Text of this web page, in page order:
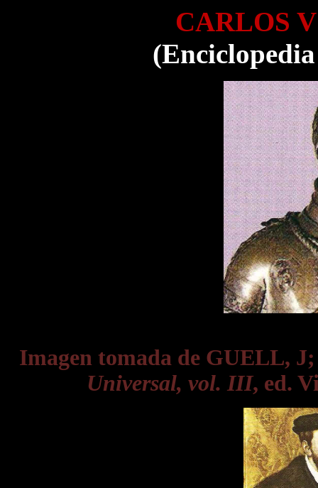
CARLOS
Imagen tomada de GUELL,
Universal, vol. III, ed.